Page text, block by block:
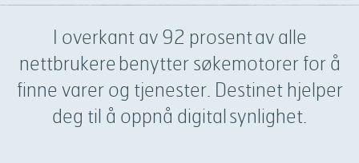
I overkant av 92 prosent av alle
nettbrukere benytter søkemotorer for å
finne varer og tjenester. Destinet hjelper
deg til å oppnå digital synlighet.